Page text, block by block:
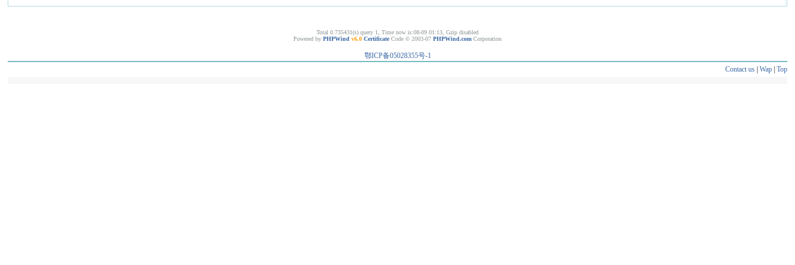
Total 0.735431(s) query 1, Time now is:08-09 01:13, Gzip disabled
Powered by PHPWind v6.0 Certificate Code © 2003-07 PHPWind.com Corporation
鄂ICP备05028355号-1
Contact us| Wap| Top